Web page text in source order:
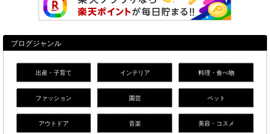
ブログジャンル
出産・子育て インテリア 料理・食べ物
ファッション 園芸 ペット
アウトドア 音楽 美容・コスメ